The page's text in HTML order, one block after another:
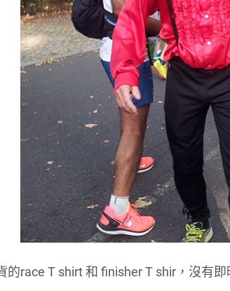
的race T shirt 和 finisher T shir，沒有